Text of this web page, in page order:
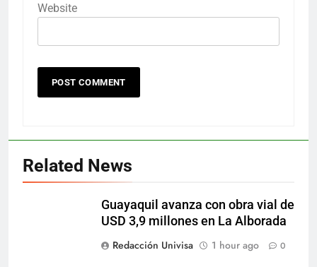
Website
Related News
Guayaquil avanza con obra vial de
USD 3,9 millones en La Alborada
Redacción Univisa
1 hour ago 0